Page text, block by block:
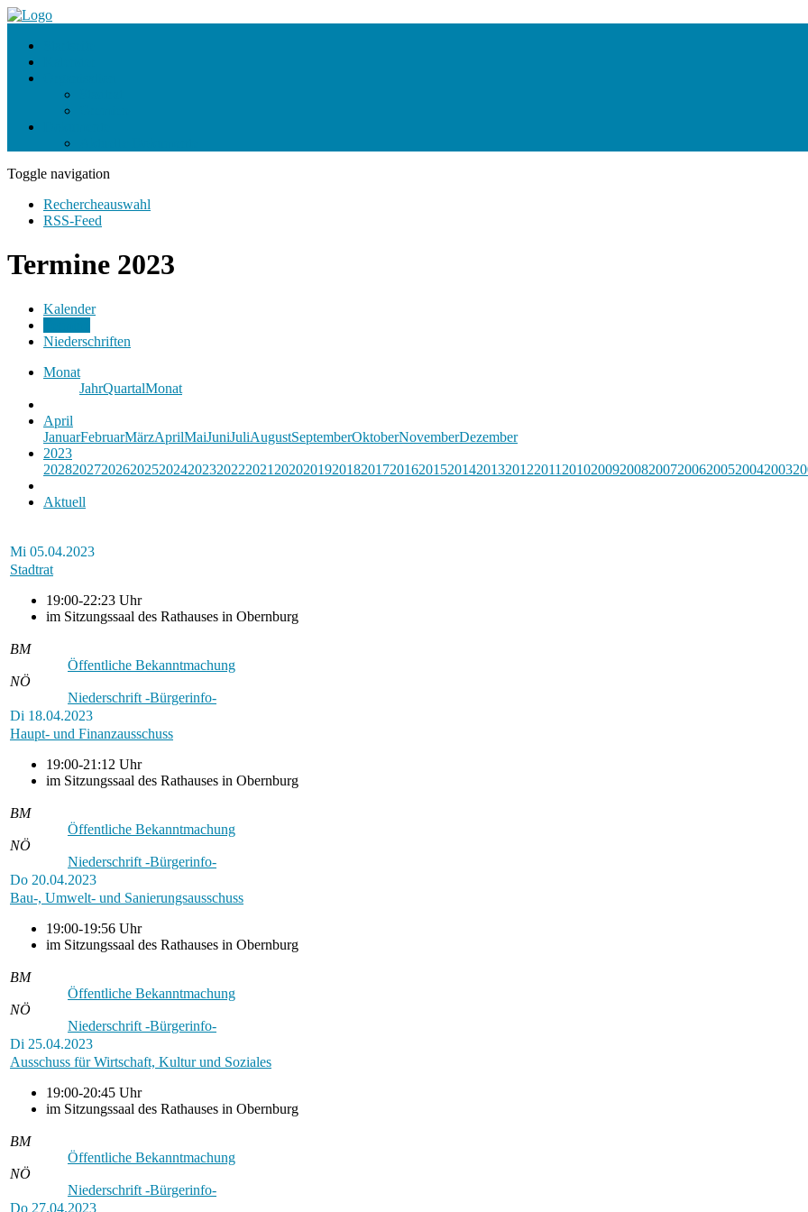
Toggle navigation
Rechercheauswahl
RSS-Feed
Termine 2023
Kalender
Niederschriften
Monat
JahrQuartalMonat
April
JanuarFebruarMärzAprilMaiJuniJuliAugustSeptemberOktoberNovemberDezember
2023
20282027202620252024202320222021 2020201920182017201620152014201320122011 20102009200820072006200520042003
Aktuell
Mi 05.04.2023
Stadtrat
19:00-22:23 Uhr
im Sitzungssaal des Rathauses in Obernburg
BM
Öffentliche Bekanntmachung
NÖ
Niederschrift -Bürgerinfo-
Di 18.04.2023
Haupt- und Finanzausschuss
19:00-21:12 Uhr
im Sitzungssaal des Rathauses in Obernburg
BM
Öffentliche Bekanntmachung
NÖ
Niederschrift -Bürgerinfo-
Do 20.04.2023
Bau-, Umwelt- und Sanierungsausschuss
19:00-19:56 Uhr
im Sitzungssaal des Rathauses in Obernburg
BM
Öffentliche Bekanntmachung
NÖ
Niederschrift -Bürgerinfo-
Di 25.04.2023
Ausschuss für Wirtschaft, Kultur und Soziales
19:00-20:45 Uhr
im Sitzungssaal des Rathauses in Obernburg
BM
Öffentliche Bekanntmachung
NÖ
Niederschrift -Bürgerinfo-
Do 27.04.2023